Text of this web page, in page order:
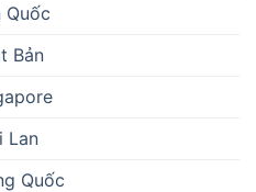
Quốc
Bản
Lan
Quốc